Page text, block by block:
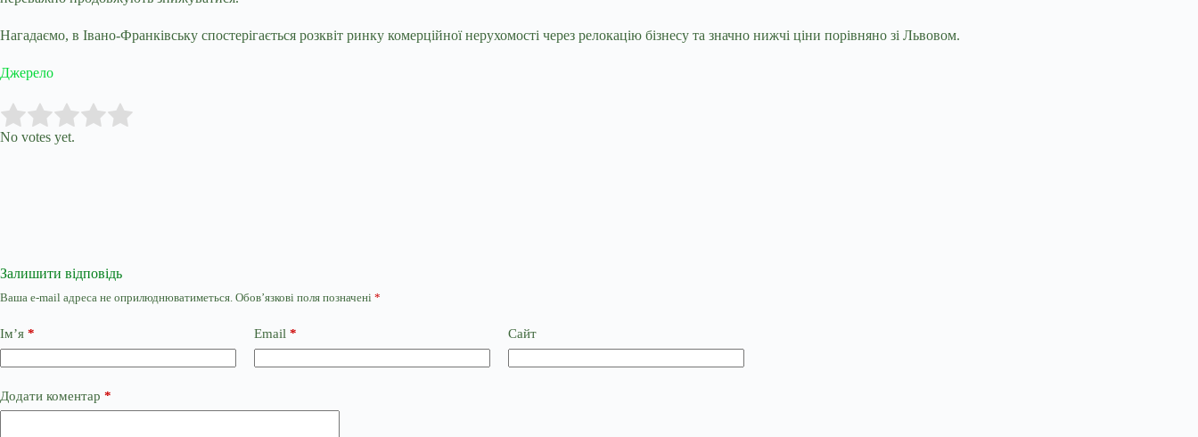
Нагадаємо, в Івано-Франківську спостерігається розквіт ринку комерційної нерухомості через релокацію бізнесу та значно нижчі ціни порівняно зі Львовом.
Джерело
Rate this item:
No votes yet.
Залишити відповідь
Ваша e-mail адреса не оприлюднюватиметься. Обов’язкові поля позначені *
Ім’я * Email * Сайт
Додати коментар *